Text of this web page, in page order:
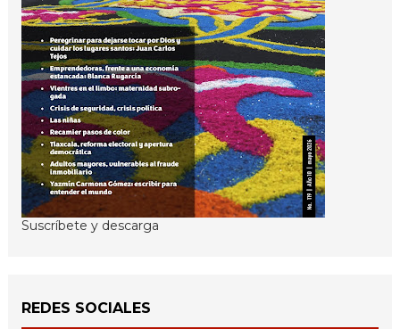
Suscríbete y descarga
REDES SOCIALES